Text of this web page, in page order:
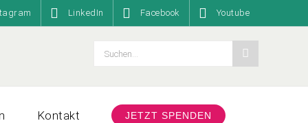
LinkedIn Facebook Youtube
Suche
Kontakt JETZT SPENDEN